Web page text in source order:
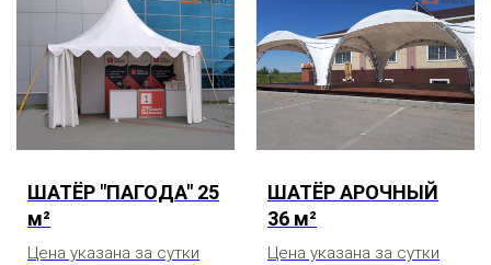
ШАТЁР "ПАГОДА" 25
м²
Цена указана за сутки
ШАТЁР АРОЧНЫЙ
36 м²
Цена указана за сутки